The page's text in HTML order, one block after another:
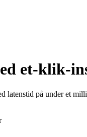
et-klik-
latenstid på under et